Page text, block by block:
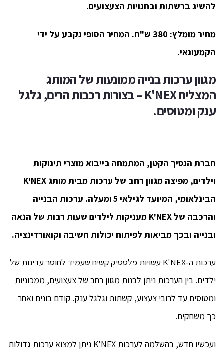
להשיג ברשתות ובחנויות הצעצועים.
מחיר מומלץ: 380 ש"ח. המחיר הסופי נקבע על ידי
הקמעונאי.
מגוון ערכות בנייה ממונעות של המותג
המצליח K'NEX –
בצורות רכבות הרים, גלגל
ענק ומטוסים.
חברת הנסיך הקטן, המתמחה בייבוא מוצרי תינוקות
וילדים, מפיצה מגוון רחב של ע
רכות מבית מותג K'NEX
הבינלאומי, המיועד לגילאי 5 ומעלה. ערכות הבנייה
והרכבה של K'NEX מעניקות לילדים שעות רבות של הנאה
ובנייה ובכך מביאות לפיתוח יכולות חשיבה וקואורדינציה.
ערכות ה-K'NEX עשויות פלסטיק קשיח שעמיד לחוסר עדינות של
ילדים. בין הערכות ניתן לבנות מגוון רחב של צעצועים, ממכוניות
ומטוסים עד לרובי צעצוע, קשתות וגלגל ענק. קודם בונים ואחר
כך משחקים.
ועכשיו חדש, בהשלמה לערכות K'NEX ניתן למצוא ערכות גדולות